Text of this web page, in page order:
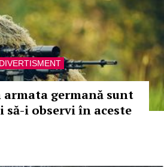
DIVERTISMENT
germană sunt
i observi în aceste